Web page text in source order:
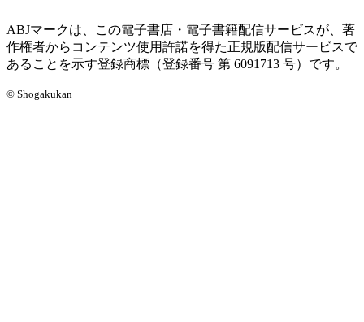
ABJマークは、この電子書店・電子書籍配信サービスが、著
作権者からコンテンツ使用許諾を得た正規版配信サービスで
あることを示す登録商標（登録番号 第 6091713 号）です。
© Shogakukan